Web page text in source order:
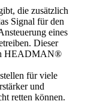
die zusätzlich
Signal für den
eines
Dieser
HEADMAN®
für viele
und
retten können.